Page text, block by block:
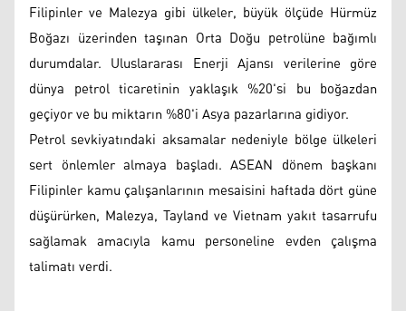
Filipinler ve Malezya gibi ülkeler, büyük ölçüde Hürmüz
Boğazı üzerinden taşınan Orta Doğu petrolüne bağımlı
durumdalar. Uluslararası Enerji Ajansı verilerine göre
dünya petrol ticaretinin yaklaşık %20'si bu boğazdan
geçiyor ve bu miktarın %80'i Asya pazarlarına gidiyor.
Petrol sevkiyatındaki aksamalar nedeniyle bölge ülkeleri
sert önlemler almaya başladı. ASEAN dönem başkanı
Filipinler kamu çalışanlarının mesaisini haftada dört güne
düşürürken, Malezya, Tayland ve Vietnam yakıt tasarrufu
sağlamak amacıyla kamu personeline evden çalışma
talimatı verdi.